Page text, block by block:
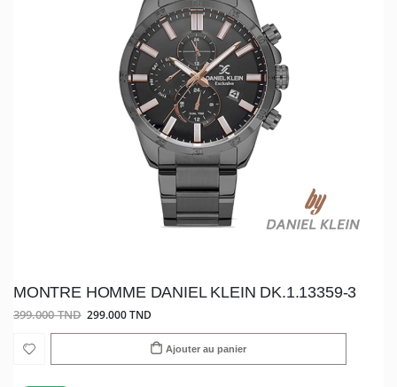
MONTRE HOMME DANIEL KLEIN DK.1.13359-3
399.000 TND 299.000 TND
Ajouter au panier